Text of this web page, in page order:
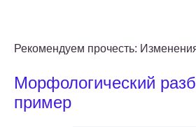
Рекомендуем прочесть:
Морфологический
пример